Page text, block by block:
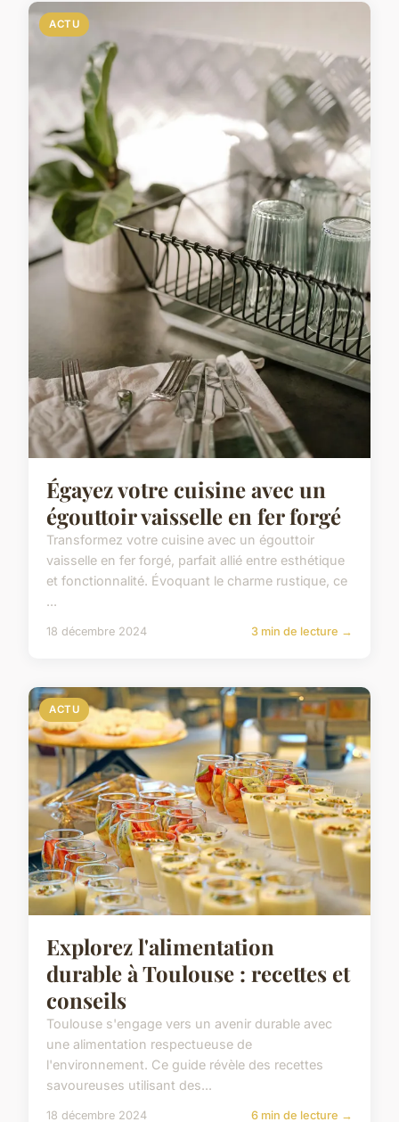
ACTU
Égayez votre cuisine avec un
égouttoir vaisselle en fer forgé
Transformez votre cuisine avec un égouttoir
vaisselle en fer forgé, parfait allié entre esthétique
et fonctionnalité. Évoquant le charme rustique, ce
...
18 décembre 2024 3 min de lecture →
ACTU
Explorez l'alimentation
durable à Toulouse : recettes et
conseils
Toulouse s'engage vers un avenir durable avec
une alimentation respectueuse de
l'environnement. Ce guide révèle des recettes
savoureuses utilisant des...
18 décembre 2024 6 min de lecture →